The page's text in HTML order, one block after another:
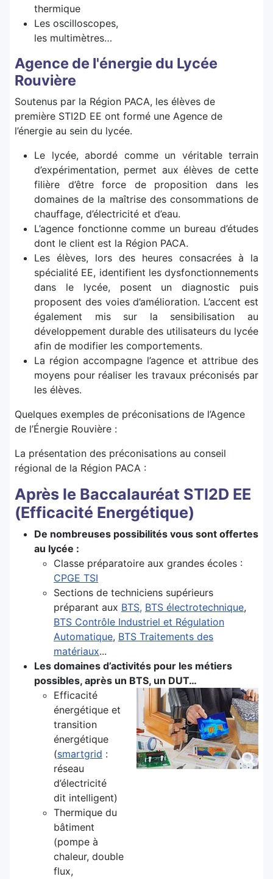
thermique
Les oscilloscopes,
les multimètres…
Agence de l'énergie du Lycée
Rouvière
Soutenus par la Région PACA, les élèves de
première STI2D EE ont formé une Agence de
l’énergie au sein du lycée.
Le lycée, abordé comme un véritable terrain
d’expérimentation, permet aux élèves de cette
filière d’être force de proposition dans les
domaines de la maîtrise des consommations de
chauffage, d’électricité et d’eau.
L’agence fonctionne comme un bureau d’études
dont le client est la Région PACA.
Les élèves, lors des heures consacrées à la
spécialité EE, identifient les dysfonctionnements
dans le lycée, posent un diagnostic puis
proposent des voies d’amélioration. L’accent est
également mis sur la sensibilisation au
développement durable des utilisateurs du lycée
afin de modifier les comportements.
La région accompagne l’agence et attribue des
moyens pour réaliser les travaux préconisés par
les élèves.
Quelques exemples de préconisations de l’Agence
de l’Énergie Rouvière :
La présentation des préconisations au conseil
régional de la Région PACA :
Après le Baccalauréat STI2D EE
(Efficacité Energétique)
De nombreuses possibilités vous sont offertes
au lycée :
Classe préparatoire aux grandes écoles :
CPGE TSI
Sections de techniciens supérieurs
préparant aux BTS, BTS électrotechnique,
BTS Contrôle Industriel et Régulation
Automatique, BTS Traitements des
matériaux...
Les domaines d’activités pour les métiers
possibles, après un BTS, un DUT…
Efficacité
énergétique et
transition
énergétique
(smartgrid :
réseau
d’électricité
dit intelligent)
Thermique du
bâtiment
(pompe à
chaleur, double
flux,